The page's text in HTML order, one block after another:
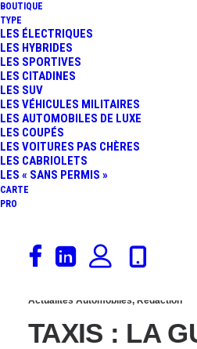
BOUTIQUE
TYPE
LES ÉLECTRIQUES
LES HYBRIDES
LES SPORTIVES
LES CITADINES
LES SUV
LES VÉHICULES MILITAIRES
LES AUTOMOBILES DE LUXE
LES COUPÉS
LES VOITURES PAS CHÈRES
LES CABRIOLETS
LES « SANS PERMIS »
CARTE
PRO
PÉNURIE
LA FRANCE
MAD MAX »,
FORCES DE
PASSENT À
Actualités Automobiles, Rédaction
TAXIS : LA